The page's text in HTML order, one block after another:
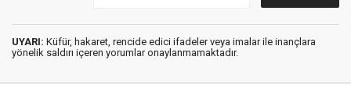
UYARI: Küfür, hakaret, rencide edici ifadeler veya imalar ile inançlara
yönelik saldırı içeren yorumlar onaylanmamaktadır.